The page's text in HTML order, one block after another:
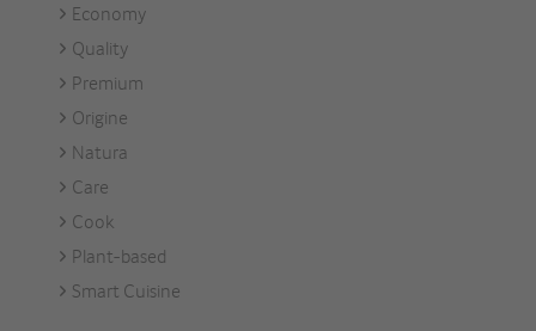
Footer
Unsere
Marken
Economy
Quality
Premium
Origine
Natura
Care
Cook
Plant-based
Smart Cuisine